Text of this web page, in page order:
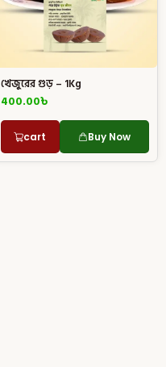
খেজুরের গুড় – 1Kg
400.00৳
cart Buy Now